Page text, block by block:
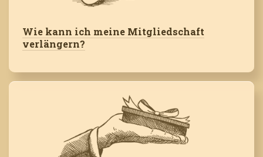
Wie kann ich meine Mitgliedschaft
verlängern?